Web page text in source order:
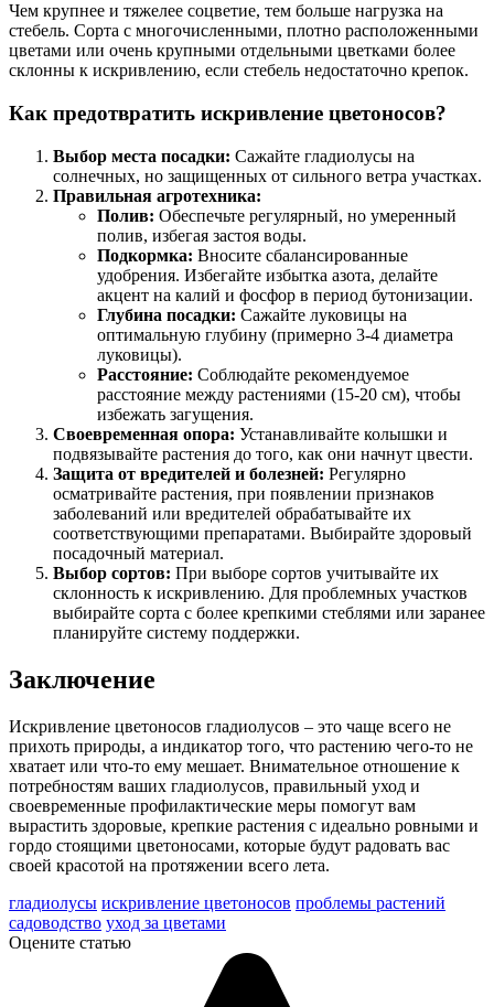
Чем крупнее и тяжелее соцветие, тем больше нагрузка на
стебель. Сорта с многочисленными, плотно расположенными
цветами или очень крупными отдельными цветками более
склонны к искривлению, если стебель недостаточно крепок.
Как предотвратить искривление цветоносов?
Выбор места посадки: Сажайте гладиолусы на
солнечных, но защищенных от сильного ветра участках.
Правильная агротехника:
Полив: Обеспечьте регулярный, но умеренный
полив, избегая застоя воды.
Подкормка: Вносите сбалансированные
удобрения. Избегайте избытка азота, делайте
акцент на калий и фосфор в период бутонизации.
Глубина посадки: Сажайте луковицы на
оптимальную глубину (примерно 3-4 диаметра
луковицы).
Расстояние: Соблюдайте рекомендуемое
расстояние между растениями (15-20 см), чтобы
избежать загущения.
Своевременная опора: Устанавливайте колышки и
подвязывайте растения до того, как они начнут цвести.
Защита от вредителей и болезней: Регулярно
осматривайте растения, при появлении признаков
заболеваний или вредителей обрабатывайте их
соответствующими препаратами. Выбирайте здоровый
посадочный материал.
Выбор сортов: При выборе сортов учитывайте их
склонность к искривлению. Для проблемных участков
выбирайте сорта с более крепкими стеблями или заранее
планируйте систему поддержки.
Заключение
Искривление цветоносов гладиолусов – это чаще всего не
прихоть природы, а индикатор того, что растению чего-то не
хватает или что-то ему мешает. Внимательное отношение к
потребностям ваших гладиолусов, правильный уход и
своевременные профилактические меры помогут вам
вырастить здоровые, крепкие растения с идеально ровными и
гордо стоящими цветоносами, которые будут радовать вас
своей красотой на протяжении всего лета.
гладиолусы искривление цветоносов проблемы растений
садоводство уход за цветами
Оцените статью